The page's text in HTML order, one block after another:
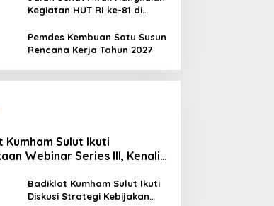
Kegiatan HUT RI ke-81 di
Pemdes Kembuan Satu Susun
Rencana Kerja Tahun 2027
Kumham Sulut Ikuti
Webinar Series III, Kenali
Badiklat Kumham Sulut Ikuti
Diskusi Strategi Kebijakan